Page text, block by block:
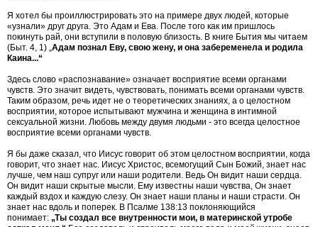
Я хотел бы проиллюстрировать это на примере двух людей, которые
«узнали» друг друга. Это Адам и Ева. После того как им пришлось
покинуть рай, они вступили в половую близость. В книге Бытия мы читаем
(Быт. 4, 1) Адам познал Еву, свою жену, и она забеременела и родила
Каина...“
Здесь слово «распознавание» означает восприятие всеми органами
чувств. Это значит видеть, чувствовать, понимать всеми органами чувств.
Таким образом, речь идет не о теоретических знаниях, а о целостном
восприятии, которое испытывают мужчина и женщина в интимной
сексуальной жизни. Любовь между двумя людьми - это всегда целостное
восприятие всеми органами чувств.
Я бы даже сказал, что Иисус говорит об этом целостном восприятии, когда
говорит, что знает нас. Иисус Христос, всемогущий Сын Божий, знает нас
лучше, чем наш супруг или наши родители. Ведь Он видит наши сердца.
Он видит наши скрытые мысли. Ему известны наши чувства, Он знает
каждый вздох и каждую слезу. Он знает наши планы и наши страсти. Он
знает нас вдоль и поперек. В Псалме 138:13 поклоняющийся
понимает: „Ты создал все внутренности мои, в материнской утробе